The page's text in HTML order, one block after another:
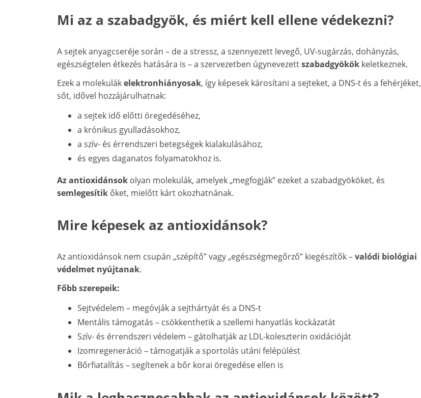
Mi az a szabadgyök, és miért kell ellene védekezni?
A sejtek anyagcseréje során – de a stressz, a szennyezett levegő, UV-sugárzás, dohányzás,
egészségtelen étkezés hatására is – a szervezetben úgynevezettszabadgyökök keletkeznek.
Ezek a molekulákelektronhiányosak, így képesek károsítani a sejteket, a DNS-t és a fehérjéket,
sőt, idővel hozzájárulhatnak:
a sejtek idő előtti öregedéséhez,
a krónikus gyulladásokhoz,
a szív- és érrendszeri betegségek kialakulásához,
és egyes daganatos folyamatokhoz is.
Az antioxidánsok olyan molekulák, amelyek „megfogják” ezeket a szabadgyököket, és
semlegesítik őket, mielőtt kárt okozhatnának.
Mire képesek az antioxidánsok?
Az antioxidánsok nem csupán „szépítő” vagy „egészségmegőrző” kiegészítők –valódi biológiai
védelmet nyújtanak.
Főbb szerepeik:
Sejtvédelem – megóvják a sejthártyát és a DNS-t
Mentális támogatás – csökkenthetik a szellemi hanyatlás kockázatát
Szív- és érrendszeri védelem – gátolhatják az LDL-koleszterin oxidációját
Izomregeneráció – támogatják a sportolás utáni felépülést
Bőrfiatalítás – segítenek a bőr korai öregedése ellen is